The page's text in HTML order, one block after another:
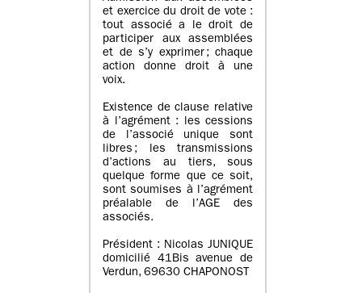
et exercice du droit de vote :
tout associé a le droit de
participer aux assemblées
et de s’y exprimer ; chaque
action donne droit à une
voix.
Existence de clause relative
à l’agrément : les cessions
de l’associé unique sont
libres ; les transmissions
d’actions au tiers, sous
quelque forme que ce soit,
sont soumises à l’agrément
préalable de l’AGE des
associés.
Président : Nicolas JUNIQUE
domicilié 41Bis avenue de
Verdun, 69630 CHAPONOST